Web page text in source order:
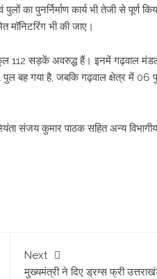
का पुनर्निर्माण कार्य भी तेजी से पूर्ण
मॉनिटरिंग भी की जाए।
कुल 112 सड़कें अवरुद्ध हैं। इनमें
बह गया है, जबकि गढ़वाल क्षेत्र में 06
संजय कुमार पाठक सहित अन्य
Next
मुख्यमंत्री ने दिए ड्रग्स फ्री